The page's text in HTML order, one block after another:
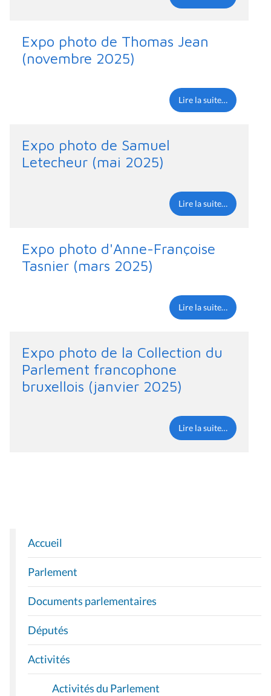
Expo photo de Thomas Jean
(novembre 2025)
Lire la suite…
Expo photo de Samuel
Letecheur (mai 2025)
Lire la suite…
Expo photo d'Anne-Françoise
Tasnier (mars 2025)
Lire la suite…
Expo photo de la Collection du
Parlement francophone
bruxellois (janvier 2025)
Lire la suite…
N
A
V
I
G
A
T
I
O
Accueil
Parlement
Documents parlementaires
Députés
Activités
Activités du Parlement